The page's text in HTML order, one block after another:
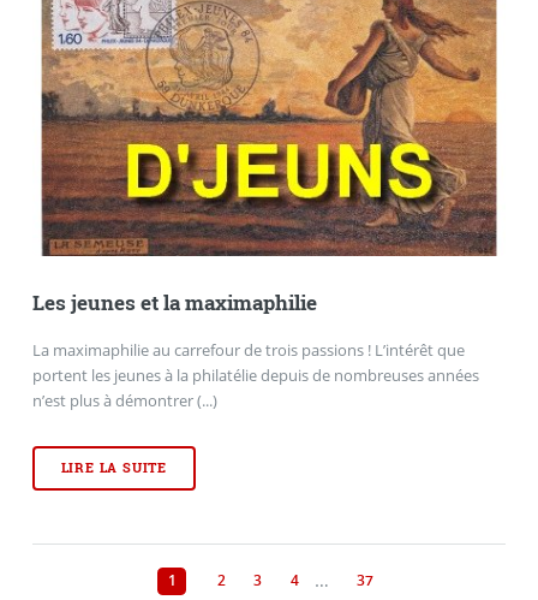
Les jeunes et la maximaphilie
La maximaphilie au carrefour de trois passions ! L’intérêt que
portent les jeunes à la philatélie depuis de nombreuses années
n’est plus à démontrer (...)
LIRE LA SUITE
1 2 3 4 … 37